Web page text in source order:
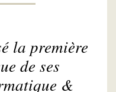
la première
de ses
&